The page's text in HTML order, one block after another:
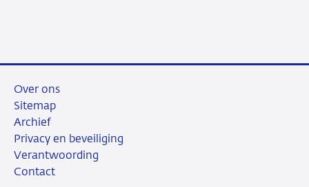
Over ons
Sitemap
Archief
Privacy en beveiliging
Verantwoording
Contact